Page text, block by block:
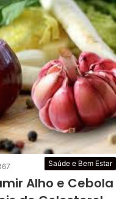
Saúde e Bem Estar
Alho e Cebola